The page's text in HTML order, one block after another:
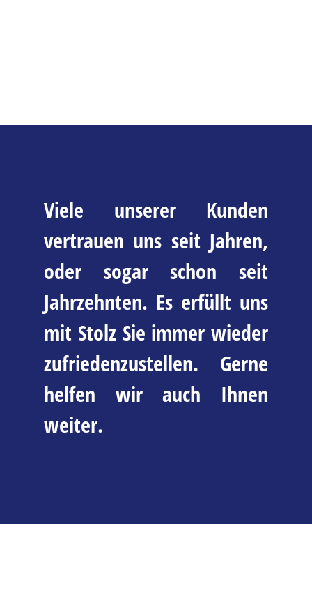
Viele unserer Kunden
vertrauen uns seit Jahren,
oder sogar schon seit
Jahrzehnten. Es erfüllt uns
mit Stolz Sie immer wieder
zufriedenzustellen. Gerne
helfen wir auch Ihnen
weiter.